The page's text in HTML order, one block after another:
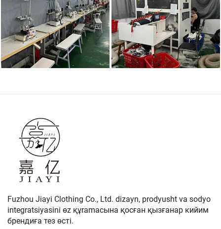
Fuzhou Jiayi Clothing Co., Ltd. dizayn, prodyusht va sodyo
integratsiyasini өz құramасына қосған қызғанар кийим
брендиға тез өсті.